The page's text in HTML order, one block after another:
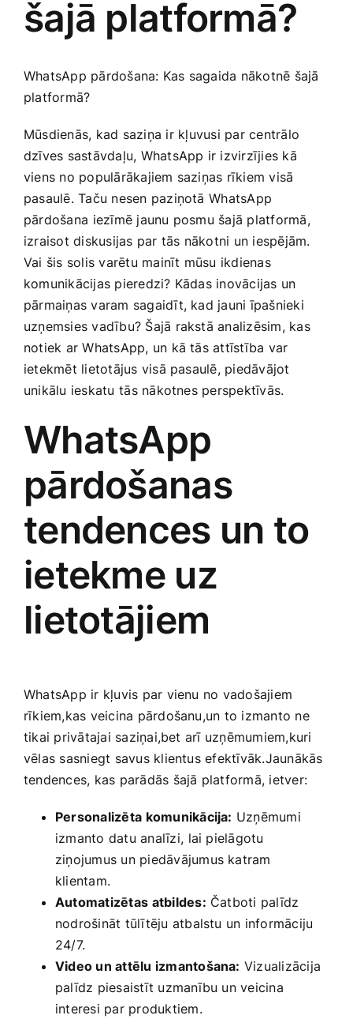
Medicīnas preces
Pakalpojumi
Pārtikas preces
Preces birojam
Preces pieaugušajiem
Rotaļlietas, bērnu preces
Smaržas, kosmētika
Sports, tūrisms un atpūta
TV un Sadzīves tehnika
Zoo preces
šajā platformā?
WhatsApp pārdošana: Kas sagaida nākotnē šajā
platformā?
Mūsdienās, kad saziņa ir ⁢kļuvusi par centrālo
dzīves sastāvdaļu, WhatsApp ir izvirzījies kā
viens‍ no populārākajiem saziņas rīkiem visā
pasaulē. Taču ‌nesen paziņotā⁢ WhatsApp
pārdošana⁣ iezīmē jaunu posmu šajā platformā,
izraisot diskusijas par tās nākotni un iespējām.
Vai ‍šis solis ​varētu mainīt mūsu ikdienas
komunikācijas pieredzi? Kādas inovācijas ⁣un
pārmaiņas varam sagaidīt, kad jauni īpašnieki
uzņemsies vadību? Šajā rakstā analizēsim, kas
notiek ar WhatsApp, un kā tās attīstība var
ietekmēt lietotājus visā pasaulē, piedāvājot
unikālu‍ ieskatu⁤ tās nākotnes perspektīvās.
WhatsApp
pārdošanas
tendences un to
ietekme uz
lietotājiem
WhatsApp ir kļuvis par vienu no vadošajiem
rīkiem,kas veicina pārdošanu,un to​ izmanto ne‍
tikai privātajai saziņai,bet arī uzņēmumiem,kuri
vēlas sasniegt savus klientus efektīvāk.Jaunākās
tendences, kas parādās šajā platformā, ietver:
Personalizēta ⁤komunikācija: Uzņēmumi
izmanto datu analīzi, ⁣lai pielāgotu
ziņojumus un piedāvājumus katram
klientam.
Automatizētas⁤ atbildes: Čatboti palīdz
nodrošināt tūlītēju atbalstu un informāciju
24/7.
Video un attēlu izmantošana: ​Vizualizācija
palīdz piesaistīt uzmanību un veicina
interesi par produktiem.